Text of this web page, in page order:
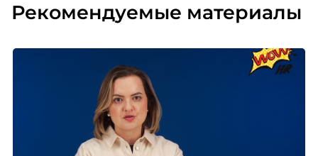
Рекомендуемые материалы